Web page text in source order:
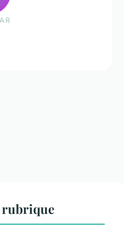
rubrique